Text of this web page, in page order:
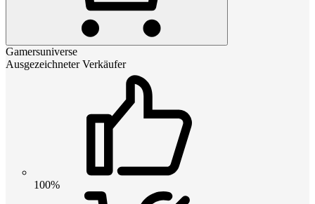
Gamersuniverse
Ausgezeichneter Verkäufer
100%